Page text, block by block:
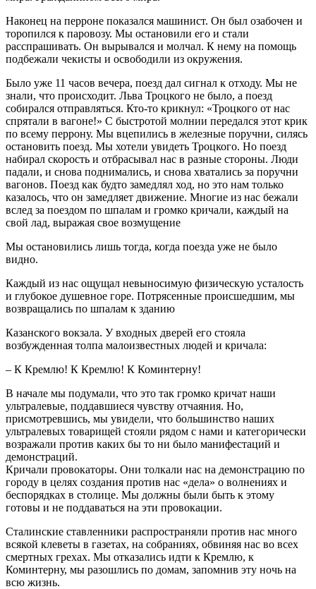
Наконец на перроне показался машинист. Он был озабочен и
торопился к паровозу. Мы остановили его и стали
расспрашивать. Он вырывался и молчал. К нему на помощь
подбежали чекисты и освободили из окружения.
Было уже 11 часов вечера, поезд дал сигнал к отходу. Мы не
знали, что происходит. Льва Троцкого не было, а поезд
собирался отправляться. Кто-то крикнул: «Троцкого от нас
спрятали в вагоне!» С быстротой молнии передался этот крик
по всему перрону. Мы вцепились в железные поручни, силясь
остановить поезд. Мы хотели увидеть Троцкого. Но поезд
набирал скорость и отбрасывал нас в разные стороны. Люди
падали, и снова поднимались, и снова хватались за поручни
вагонов. Поезд как будто замедлял ход, но это нам только
казалось, что он замедляет движение. Многие из нас бежали
вслед за поездом по шпалам и громко кричали, каждый на
свой лад, выражая свое возмущение
Мы остановились лишь тогда, когда поезда уже не было
видно.
Каждый из нас ощущал невыносимую физическую усталость
и глубокое душевное горе. Потрясенные происшедшим, мы
возвращались по шпалам к зданию
Казанского вокзала. У входных дверей его стояла
возбужденная толпа малоизвестных людей и кричала:
– К Кремлю! К Кремлю! К Коминтерну!
В начале мы подумали, что это так громко кричат наши
ультралевые, поддавшиеся чувству отчаяния. Но,
присмотревшись, мы увидели, что большинство наших
ультралевых товарищей стояли рядом с нами и категорически
возражали против каких бы то ни было манифестаций и
демонстраций.
Кричали провокаторы. Они толкали нас на демонстрацию по
городу в целях создания против нас «дела» о волнениях и
беспорядках в столице. Мы должны были быть к этому
готовы и не поддаваться на эти провокации.
Сталинские ставленники распространяли против нас много
всякой клеветы в газетах, на собраниях, обвиняя нас во всех
смертных грехах. Мы отказались идти к Кремлю, к
Коминтерну, мы разошлись по домам, запомнив эту ночь на
всю жизнь.